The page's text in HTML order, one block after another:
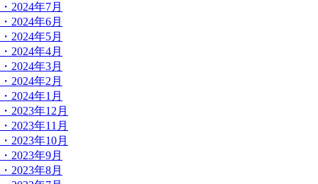
・2024年7月
・2024年6月
・2024年5月
・2024年4月
・2024年3月
・2024年2月
・2024年1月
・2023年12月
・2023年11月
・2023年10月
・2023年9月
・2023年8月